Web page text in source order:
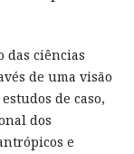
ciências
de uma visão
de caso,
dos
e